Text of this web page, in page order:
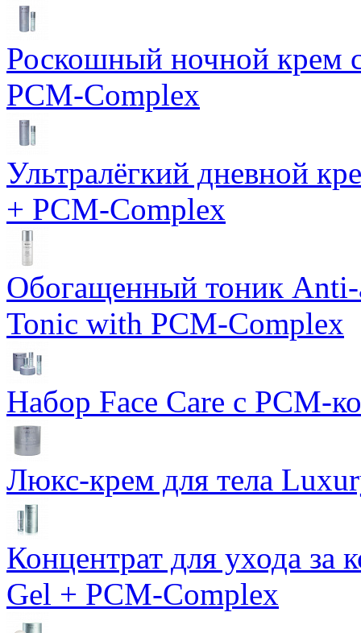
Роскошный ночной крем
PCM-Complex
Ультралёгкий дневной
+ PCM-Complex
Обогащенный тоник Anti-
Tonic with PCM-Complex
Набор Face Care с PCM-
Люкс-крем для тела
Концентрат для ухода за
Gel + PCM-Complex